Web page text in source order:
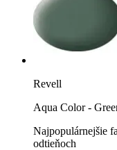
Revell
Aqua Color -
Najpopulárnejšie
odtieňoch